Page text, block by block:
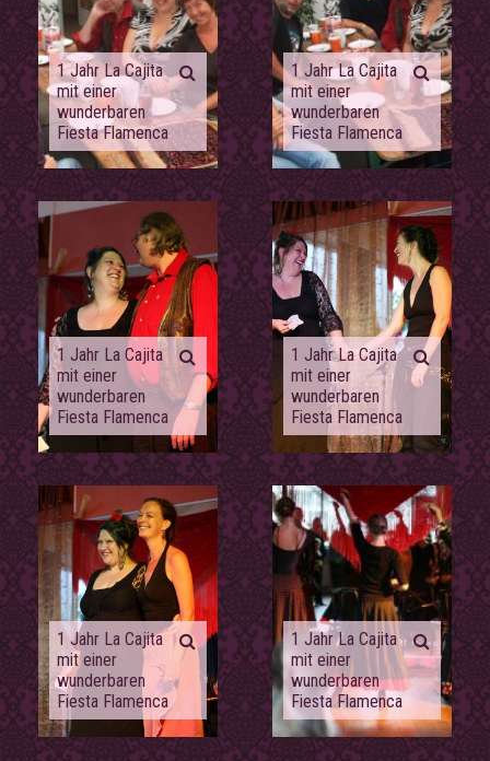
1 Jahr La Cajita
mit einer
wunderbaren
Fiesta Flamenca
1 Jahr La Cajita
mit einer
wunderbaren
Fiesta Flamenca
1 Jahr La Cajita
mit einer
wunderbaren
Fiesta Flamenca
1 Jahr La Cajita
mit einer
wunderbaren
Fiesta Flamenca
1 Jahr La Cajita
mit einer
wunderbaren
Fiesta Flamenca
1 Jahr La Cajita
mit einer
wunderbaren
Fiesta Flamenca